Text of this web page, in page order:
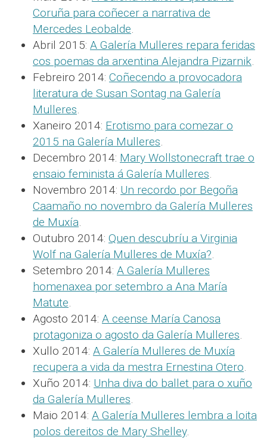
Coruña para coñecer a narrativa de
Mercedes Leobalde.
Abril 2015: A Galería Mulleres repara feridas
cos poemas da arxentina Alejandra Pizarnik.
Febreiro 2014: Coñecendo a provocadora
literatura de Susan Sontag na Galería
Mulleres.
Xaneiro 2014: Erotismo para comezar o
2015 na Galería Mulleres.
Decembro 2014: Mary Wollstonecraft trae o
ensaio feminista á Galería Mulleres.
Novembro 2014: Un recordo por Begoña
Caamaño no novembro da Galería Mulleres
de Muxía.
Outubro 2014: Quen descubríu a Virginia
Wolf na Galería Mulleres de Muxía?.
Setembro 2014: A Galería Mulleres
homenaxea por setembro a Ana María
Matute.
Agosto 2014: A ceense María Canosa
protagoniza o agosto da Galería Mulleres.
Xullo 2014: A Galería Mulleres de Muxía
recupera a vida da mestra Ernestina Otero.
Xuño 2014: Unha diva do ballet para o xuño
da Galería Mulleres.
Maio 2014: A Galería Mulleres lembra a loita
polos dereitos de Mary Shelley.